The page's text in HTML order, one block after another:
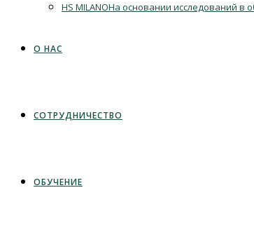
HS MILANOНа основании исследований в
О НАС
СОТРУДНИЧЕСТВО
ОБУЧЕНИЕ